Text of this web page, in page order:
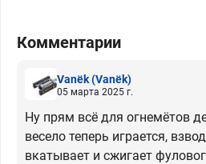
Комментарии
Vanёk(Vanёk)
05 марта 2025 г.
Ну прям всё для огнемётов
весело теперь играется,
вкатывает и сжигает